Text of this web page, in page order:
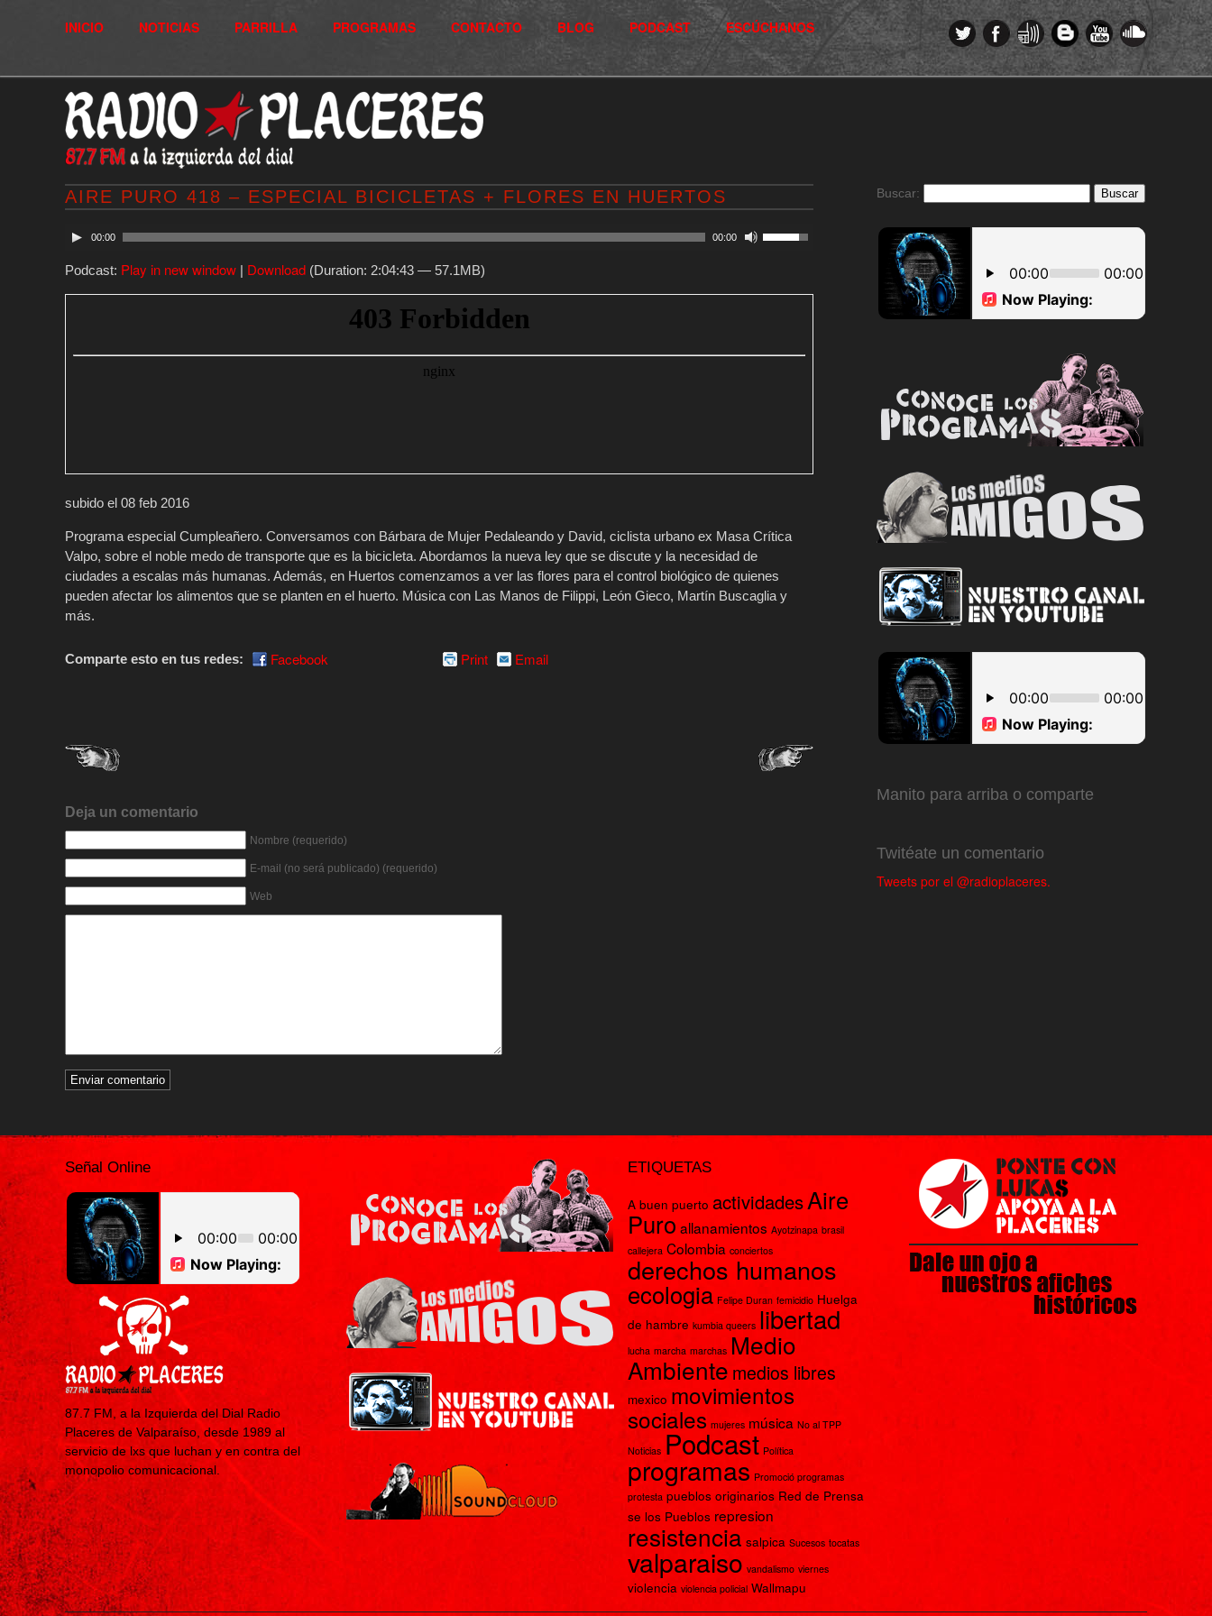
INICIO NOTICIAS PARRILLA PROGRAMAS CONTACTO BLOG PODCAST ESCÚCHANOS
AIRE PURO 418 – ESPECIAL BICICLETAS + FLORES EN HUERTOS
00:00 00:00
Podcast: Play in new window | Download (Duration: 2:04:43 — 57.1MB)
subido el 08 feb 2016
Programa especial Cumpleañero. Conversamos con Bárbara de Mujer Pedaleando y David, ciclista urbano ex Masa Crítica
Valpo, sobre el noble medo de transporte que es la bicicleta. Abordamos la nueva ley que se discute y la necesidad de
ciudades a escalas más humanas. Además, en Huertos comenzamos a ver las flores para el control biológico de quienes
pueden afectar los alimentos que se planten en el huerto. Música con Las Manos de Filippi, León Gieco, Martín Buscaglia y
más.
Comparte esto en tus redes: Facebook Print Email
Deja un comentario
Nombre (requerido)
E-mail (no será publicado) (requerido)
Web
Buscar:
Manito para arriba o comparte
Twitéate un comentario
Tweets por el @radioplaceres.
Señal Online
87.7 FM, a la Izquierda del Dial Radio
Placeres de Valparaíso, desde 1989 al
servicio de lxs que luchan y en contra del
monopolio comunicacional.
ETIQUETAS
A buen puerto actividadesAire
Puro allanamientos Ayotzinapa brasil
callejera Colombia conciertos
derechos humanos
ecologia Felipe Duran femicidio Huelga
de hambre kumbia queers libertad
lucha marcha marchas Medio
Ambiente medios libres
mexico movimientos
sociales mujeres música No al TPP
Noticias Podcast Política
programas Promoció programas
protesta pueblos originarios Red de Prensa
se los Pueblos represion
resistencia salpica Sucesos tocatas
valparaiso vandalismo viernes
violencia violencia policial Wallmapu